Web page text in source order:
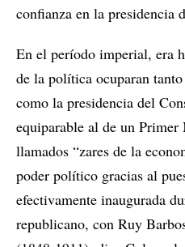
confianza en la presidencia
En el período imperial, era
de la política ocuparan
como la presidencia del
equiparable al de un
llamados “zares de la
poder político gracias al
efectivamente inaugurada
republicano, con Ruy